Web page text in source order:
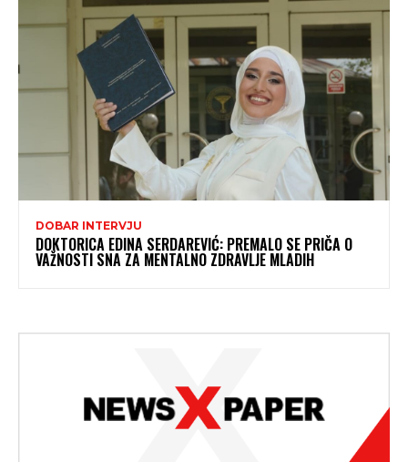
DOBAR INTERVJU
DOKTORICA EDINA SERDAREVIĆ: PREMALO SE PRIČA O
VAŽNOSTI SNA ZA MENTALNO ZDRAVLJE MLADIH